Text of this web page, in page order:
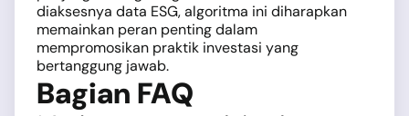
diaksesnya data ESG, algoritma ini diharapkan
memainkan peran penting dalam
mempromosikan praktik investasi yang
bertanggung jawab.
Bagian FAQ